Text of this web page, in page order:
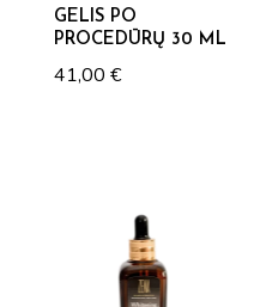
GELIS PO
PROCEDŪRŲ 30 ML
41,00 €